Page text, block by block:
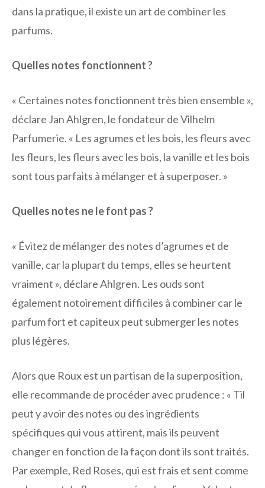
dans la pratique, il existe un art de combiner les
parfums.
Quelles notes fonctionnent ?
« Certaines notes fonctionnent très bien ensemble »,
déclare Jan Ahlgren, le fondateur de Vilhelm
Parfumerie. « Les agrumes et les bois, les fleurs avec
les fleurs, les fleurs avec les bois, la vanille et les bois
sont tous parfaits à mélanger et à superposer. »
Quelles notes ne le font pas ?
« Évitez de mélanger des notes d’agrumes et de
vanille, car la plupart du temps, elles se heurtent
vraiment », déclare Ahlgren. Les ouds sont
également notoirement difficiles à combiner car le
parfum fort et capiteux peut submerger les notes
plus légères.
Alors que Roux est un partisan de la superposition,
elle recommande de procéder avec prudence : « Til
peut y avoir des notes ou des ingrédients
spécifiques qui vous attirent, mais ils peuvent
changer en fonction de la façon dont ils sont traités.
Par exemple, Red Roses, qui est frais et sent comme